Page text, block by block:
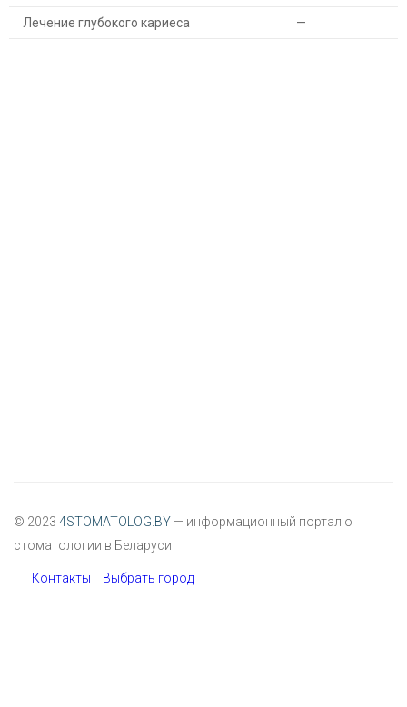
Лечение глубокого кариеса —
© 2023 4STOMATOLOG.BY — информационный портал о
стоматологии в Беларуси
Контакты Выбрать город